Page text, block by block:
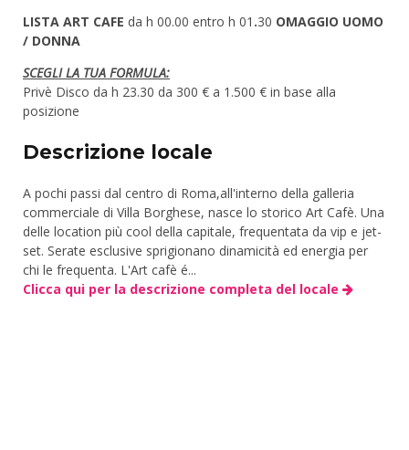
LISTA ART CAFE da h 00.00 entro h 01 .30 OMAGGIO UOMO
/ DONNA
SCEGLI LA TUA FORMULA:
Privè Disco da h 23.30 da 300 € a 1.500 € in base alla
posizione
Descrizione locale
A pochi passi dal centro di Roma,all'interno della galleria
commerciale di Villa Borghese, nasce lo storico Art Cafè. Una
delle location più cool della capitale, frequentata da vip e jet-
set. Serate esclusive sprigionano dinamicità ed energia per
chi le frequenta. L'Art cafè é...
Clicca qui per la descrizione completa del locale